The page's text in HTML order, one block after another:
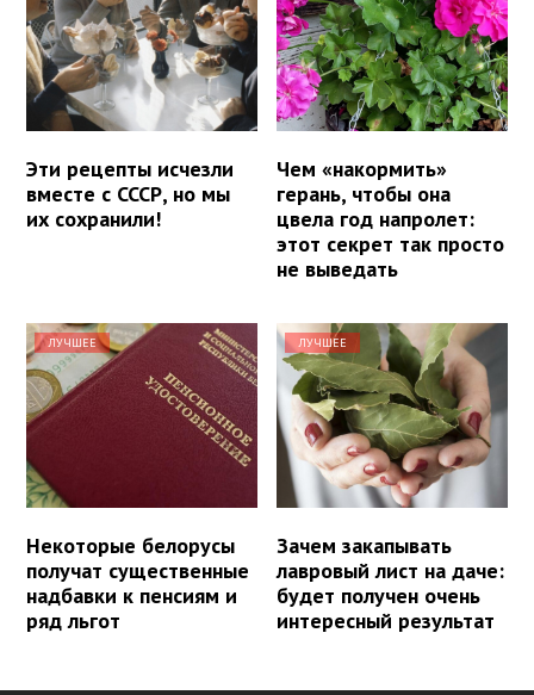
Эти рецепты исчезли
вместе с СССР, но мы
их сохранили!
Чем «накормить»
герань, чтобы она
цвела год напролет:
этот секрет так просто
не выведать
ЛУЧШЕЕ
Некоторые белорусы
получат существенные
надбавки к пенсиям и
ряд льгот
ЛУЧШЕЕ
Зачем закапывать
лавровый лист на даче:
будет получен очень
интересный результат